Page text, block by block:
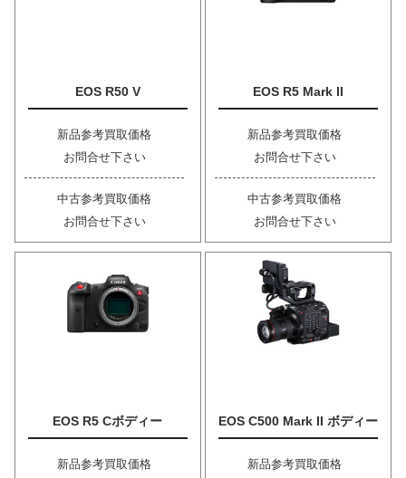
EOS R50 V
新品参考買取価格
お問合せ下さい
中古参考買取価格
お問合せ下さい
EOS R5 Mark II
新品参考買取価格
お問合せ下さい
中古参考買取価格
お問合せ下さい
EOS R5 Cボディー
新品参考買取価格
EOS C500 Mark II ボディー
新品参考買取価格